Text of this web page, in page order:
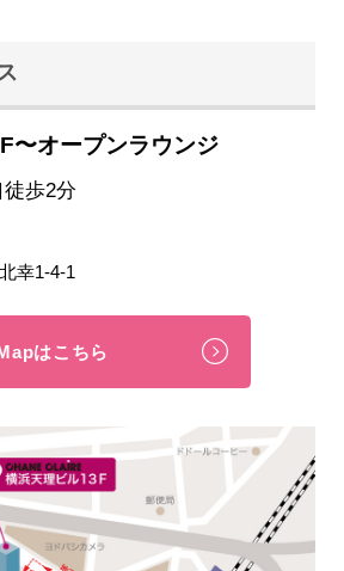
〜オープンラウンジ
歩2分
幸1-4-1
はこちら